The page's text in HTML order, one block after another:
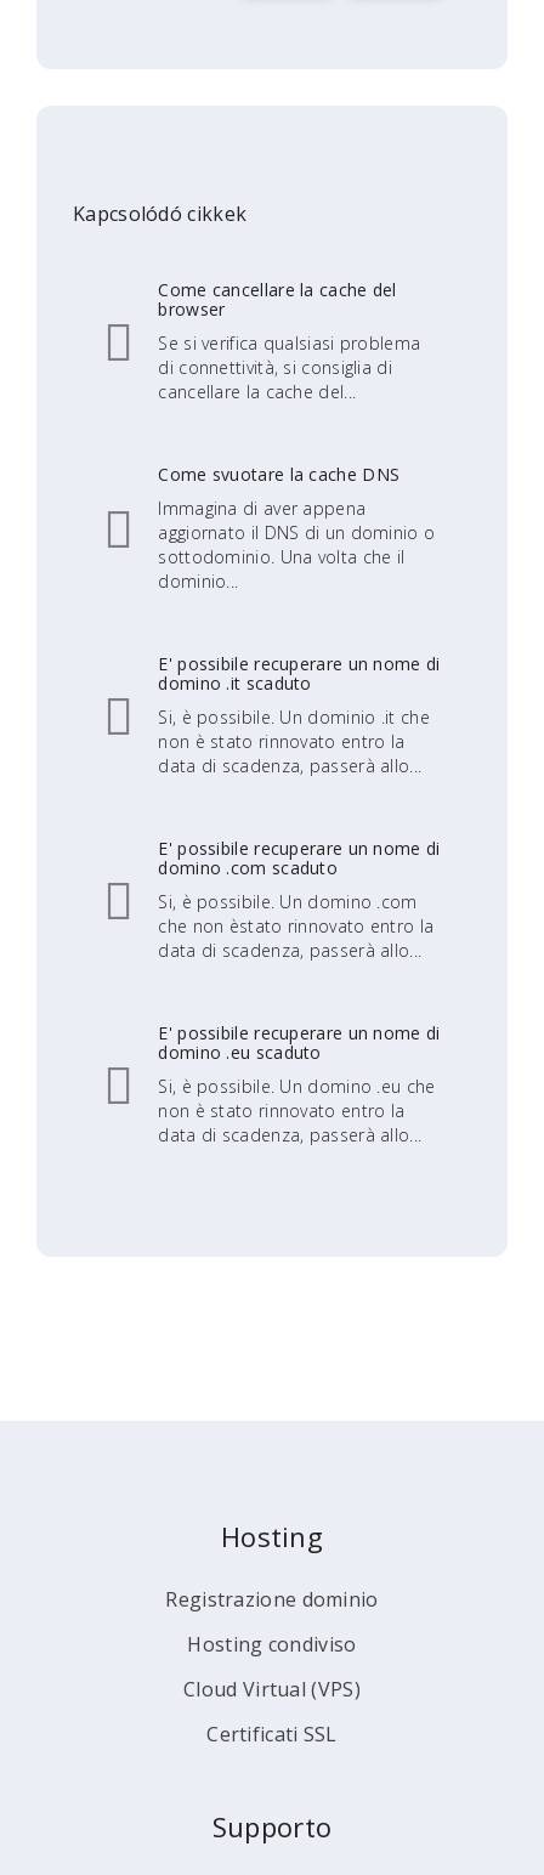
Kapcsolódó cikkek
Come cancellare la cache del
browser
Se si verifica qualsiasi problema
di connettività, si consiglia di
cancellare la cache del...
Come svuotare la cache DNS
Immagina di aver appena
aggiornato il DNS di un dominio o
sottodominio. Una volta che il
dominio...
E' possibile recuperare un nome di
domino .it scaduto
Si, è possibile. Un dominio .it che
non è stato rinnovato entro la
data di scadenza, passerà allo...
E' possibile recuperare un nome di
domino .com scaduto
Si, è possibile. Un domino .com
che non èstato rinnovato entro la
data di scadenza, passerà allo...
E' possibile recuperare un nome di
domino .eu scaduto
Si, è possibile. Un domino .eu che
non è stato rinnovato entro la
data di scadenza, passerà allo...
Hosting
Registrazione dominio
Hosting condiviso
Cloud Virtual (VPS)
Certificati SSL
Supporto